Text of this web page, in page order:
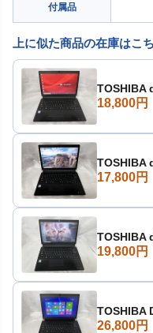
付属品
上に似た商品の在庫はこ
TOSHIBA
18,800円
TOSHIBA
17,800円
TOSHIBA
19,800円
TOSHIBA
26,800円